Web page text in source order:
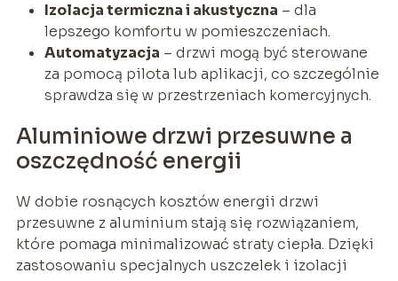
Izolacja termiczna i akustyczna – dla
lepszego komfortu w pomieszczeniach.
Automatyzacja – drzwi mogą być sterowane
za pomocą pilota lub aplikacji, co szczególnie
sprawdza się w przestrzeniach komercyjnych.
Aluminiowe drzwi przesuwne a
oszczędność energii
W dobie rosnących kosztów energii drzwi
przesuwne z aluminium stają się rozwiązaniem,
które pomaga minimalizować straty ciepła. Dzięki
zastosowaniu specjalnych uszczelek i izolacji